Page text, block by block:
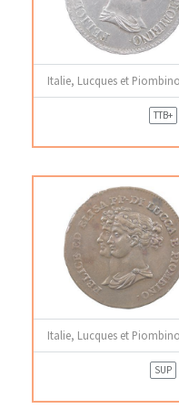
Italie, Lucques et
TTB+
Italie, Lucques et
SUP